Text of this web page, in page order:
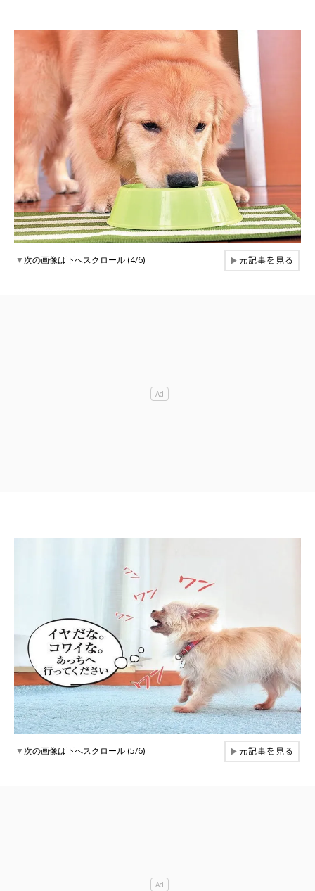
▼次の画像は下へスクロール (4/6) ▶元記事を見る
▼次の画像は下へスクロール (5/6) ▶元記事を見る